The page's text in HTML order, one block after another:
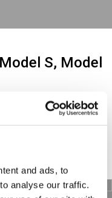
and ads, to
analyse our traffic.
S, Model
TESLA har precis
för…